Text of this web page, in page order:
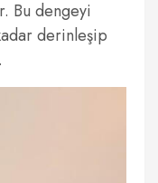
Bu dengeyi
derinleşip